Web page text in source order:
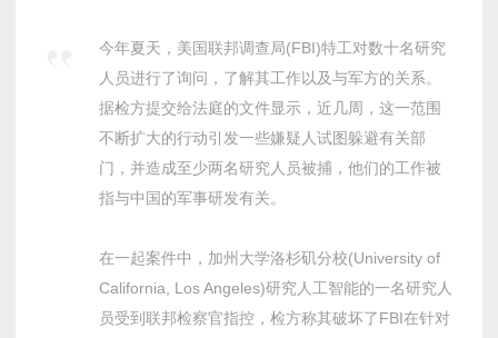
今年夏天，美国联邦调查局(FBI)特工对数十名研究
人员进行了询问，了解其工作以及与军方的关系。
据检方提交给法庭的文件显示，近几周，这一范围
不断扩大的行动引发一些嫌疑人试图躲避有关部
门，并造成至少两名研究人员被捕，他们的工作被
指与中国的军事研发有关。
在一起案件中，加州大学洛杉矶分校(University of
California, Los Angeles)研究人工智能的一名研究人
员受到联邦检察官指控，检方称其破坏了FBI在针对